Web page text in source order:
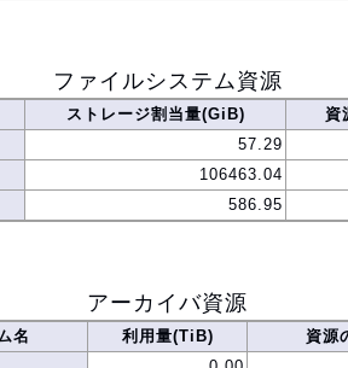
ファイルシステム資源
ストレージ割当量(GiB) 資
57.29
106463.04
586.95
アーカイバ資源
名 利用量(TiB) 資源